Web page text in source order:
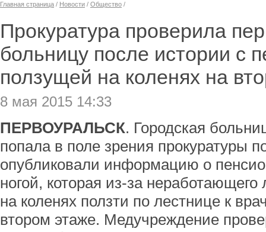
Главная страница / Новости / Общество /
Прокуратура проверила
больницу после истории с
ползущей на коленях на
8 мая 2015 14:33
ПЕРВОУРАЛЬСК. Городская
попала в поле зрения прокуратуры
опубликовали информацию о
ногой, которая из-за
на коленях ползти по лестнице к
втором этаже. Медучреждение